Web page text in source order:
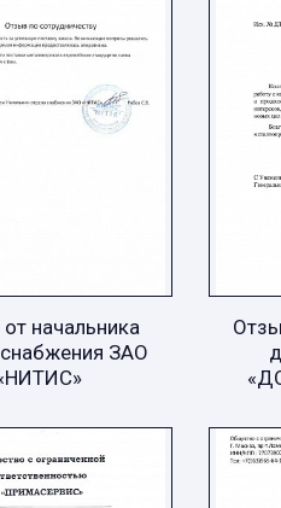
начальника
ЗАО